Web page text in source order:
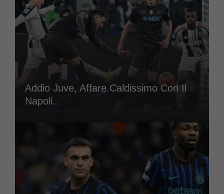
Addio Juve, Affare Caldissimo Con Il
Napoli